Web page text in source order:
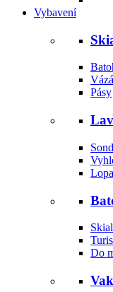
Vybavení
Pásy
Do